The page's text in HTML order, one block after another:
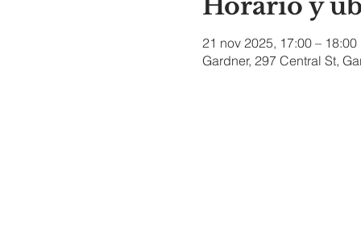
Horario y
21 nov 2025, 17:00 – 18:00
Gardner, 297 Central St,